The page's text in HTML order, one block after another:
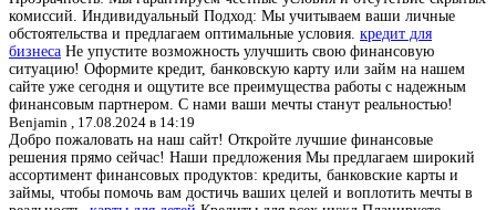
комиссий. Индивидуальный Подход: Мы учитываем ваши личные
обстоятельства и предлагаем оптимальные условия. кредит для
бизнеса Не упустите возможность улучшить свою финансовую
ситуацию! Оформите кредит, банковскую карту или займ на нашем
сайте уже сегодня и ощутите все преимущества работы с надежным
финансовым партнером. С нами ваши мечты станут реальностью!
Benjamin , 17.08.2024 в 14:19
Добро пожаловать на наш сайт! Откройте лучшие финансовые
решения прямо сейчас! Наши предложения Мы предлагаем широкий
ассортимент финансовых продуктов: кредиты, банковские карты и
займы, чтобы помочь вам достичь ваших целей и воплотить мечты в